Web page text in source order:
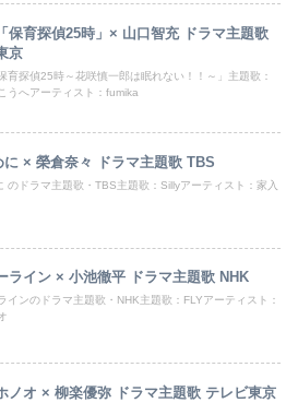
保育探偵25時」× 山口智充 ドラマ主題歌
京
育探偵25時～花咲慎一郎は眠れない！！～」主題歌：
うへアーティスト：fumika
に × 榮倉奈々 ドラマ主題歌 TBS
のドラマ主題歌・TBS主題歌：Sillyアーティスト：家入
ライン × 小池徹平 ドラマ主題歌 NHK
インのドラマ主題歌・NHK主題歌：FLYアーティスト：
ノオ × 柳楽優弥 ドラマ主題歌 テレビ東京